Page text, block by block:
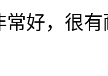
常好，很